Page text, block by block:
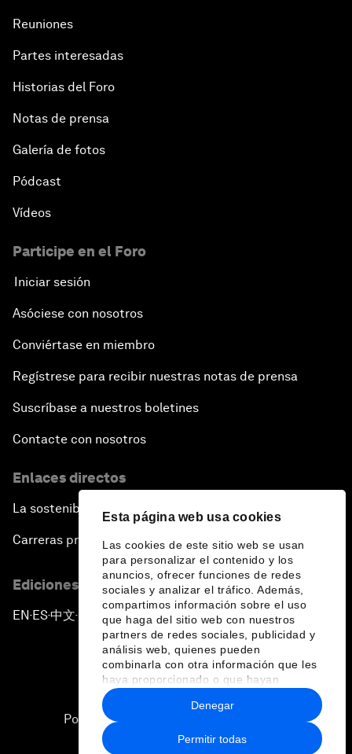
Esta página web usa cookies
Las cookies de este sitio web se usan
para personalizar el contenido y los
anuncios, ofrecer funciones de redes
sociales y analizar el tráfico. Además,
compartimos información sobre el uso
que haga del sitio web con nuestros
partners de redes sociales, publicidad y
análisis web, quienes pueden
combinarla con otra información que les
haya proporcionado o que hayan
recopilado a partir del uso que haya
hecho de sus servicios.
Permitir todas
Denegar
Reuniones
Partes interesadas
Historias del Foro
Notas de prensa
Galería de fotos
Pódcast
Vídeos
Participe en el Foro
Iniciar sesión
Asóciese con nosotros
Conviértase en miembro
Regístrese para recibir nuestras notas de prensa
Suscríbase a nuestros boletines
Contacte con nosotros
Enlaces directos
La sostenibilidad en el Foro
Carreras profesionales
Ediciones en otros idiomas
EN ▪ ES▪中文▪ 日本語
Política de privacidad y normas de uso